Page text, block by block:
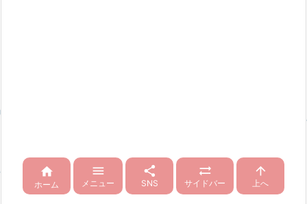

ホーム

メニュー

SNS

サイドバー

上へ